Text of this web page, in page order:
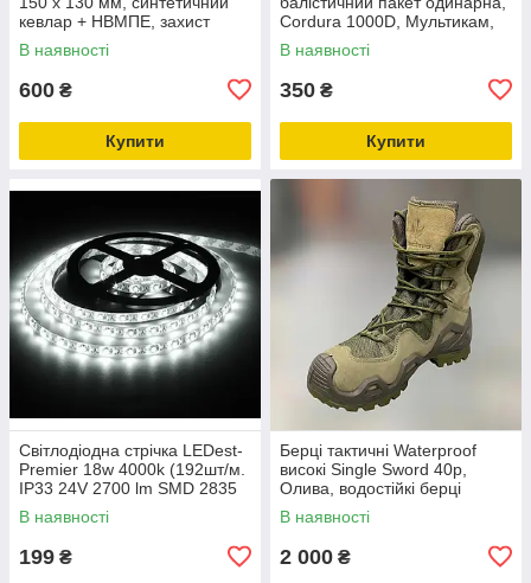
кевлар + НВМПЕ, захист
ДСТУ 1
В наявності
600 ₴
Купити
Cordura 1000D, Мультикам,
WINTAC, 350 мм х 300 мм,
molle, фастекс
В наявності
350 ₴
Купити
Світлодіодна стрічка LEDest-
Premier 18w 4000k (192шт/м.
IP33 24V 2700 lm SMD 2835
60 міс. гарантії)
В наявності
199 ₴
Берці тактичні Waterproof
високі Single Sword 40р,
Олива, водостійкі берці
армійські тактичні
В наявності
2 000 ₴